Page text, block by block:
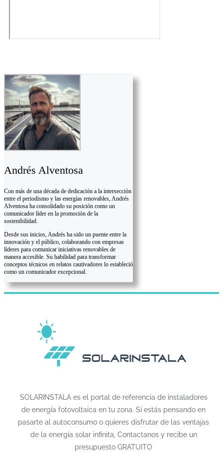
Andrés Alventosa
Con más de una década de dedicación a la intersección
entre el periodismo y las energías renovables, Andrés
Alventosa ha consolidado su posición como un
comunicador líder en la promoción de la
sostenibilidad.
Desde sus inicios, Andrés ha sido un puente entre la
innovación y el público, colaborando con empresas
líderes para comunicar iniciativas renovables de
manera accesible. Su habilidad para transformar
conceptos técnicos en relatos cautivadores lo estableció
como un comunicador excepcional.
SOLARINSTALA es el portal de referencia de instaladores
de energía fotovoltaica en tu zona. Si estás pensando en
pasarte al autoconsumo o quieres disfrutar de las ventajas
de la energía solar infinita, Contactanos y recibe un
presupuesto GRATUITO